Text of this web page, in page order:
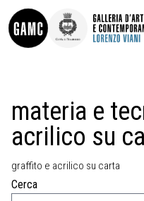
CONTATTI
DIDATTICA
SHOP
LE COLLEZIONI
GLI AUTORI
materia e
acrilico su
graffito e acrilico su carta
Cerca